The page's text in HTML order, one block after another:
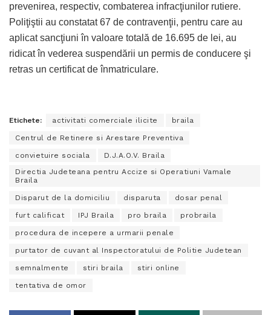
prevenirea, respectiv, combaterea infracţiunilor rutiere.
Poliţiştii au constatat 67 de contravenţii, pentru care au
aplicat sancţiuni în valoare totală de 16.695 de lei, au
ridicat în vederea suspendării un permis de conducere şi
retras un certificat de înmatriculare.
Etichete: activitati comerciale ilicite braila
Centrul de Retinere si Arestare Preventiva
convietuire sociala
D.J.A.O.V. Braila
Directia Judeteana pentru Accize si Operatiuni Vamale
Braila
Disparut de la domiciliu disparuta dosar penal
furt calificat IPJ Braila pro braila probraila
procedura de incepere a urmarii penale
purtator de cuvant al Inspectoratului de Politie Judetean
semnalmente stiri braila stiri online
tentativa de omor